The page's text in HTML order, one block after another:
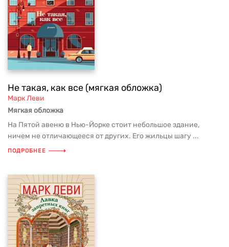
Не такая, как все (мягкая обложка)
Марк Леви
Мягкая обложка
На Пятой авеню в Нью-Йорке стоит небольшое здание,
ничем не отличающееся от других. Его жильцы шагу ...
ПОДРОБНЕЕ